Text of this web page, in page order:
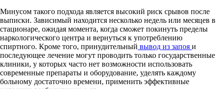
Минусом такого подхода является высокий риск срывов после
выписки. Зависимый находится несколько недель или месяцев в
стационаре, ожидая момента, когда сможет покинуть пределы
наркологического центра и вернуться к употреблению
спиртного. Кроме того, принудительный вывод из запоя и
последующее лечение могут проводить только государственные
клиники, у которых часто нет возможности использовать
современные препараты и оборудование, уделять каждому
больному достаточно времени, применить эффективные